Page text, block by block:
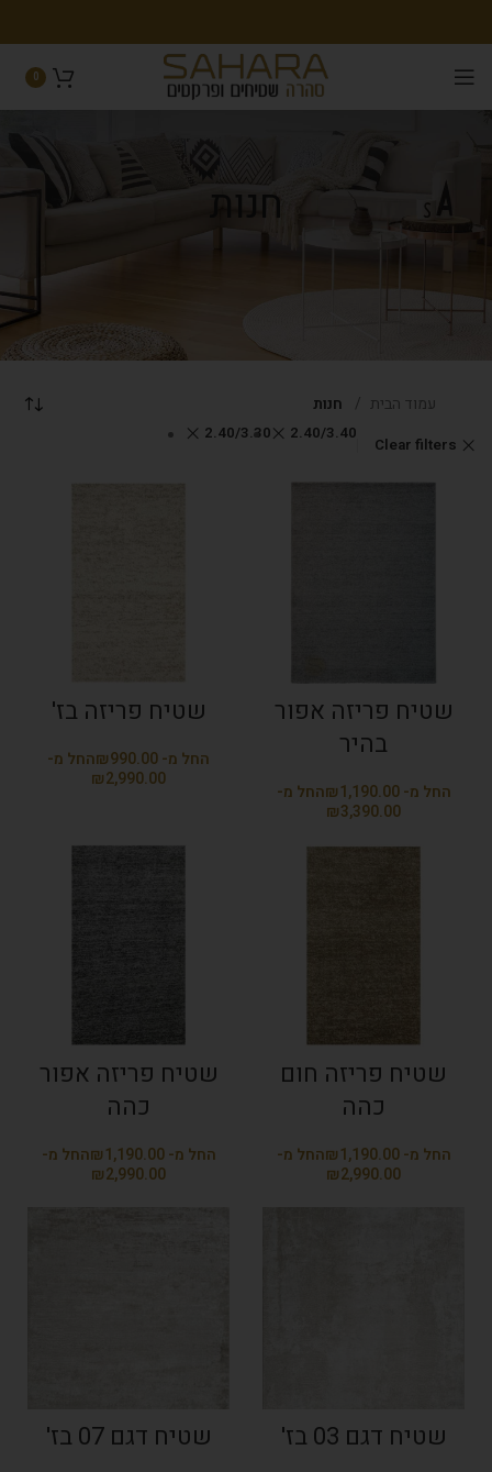
0
חנות
עמוד הבית חנות
Clear filters
2.40/3.30 2.40/3.40
שטיח פריזה אפור
בהיר
₪
₪
שטיח פריזה בז'
₪
₪
שטיח פריזה חום
כהה
₪
₪
שטיח פריזה אפור
כהה
₪
₪
שטיח דגם 03 בז' שטיח דגם 07 בז'